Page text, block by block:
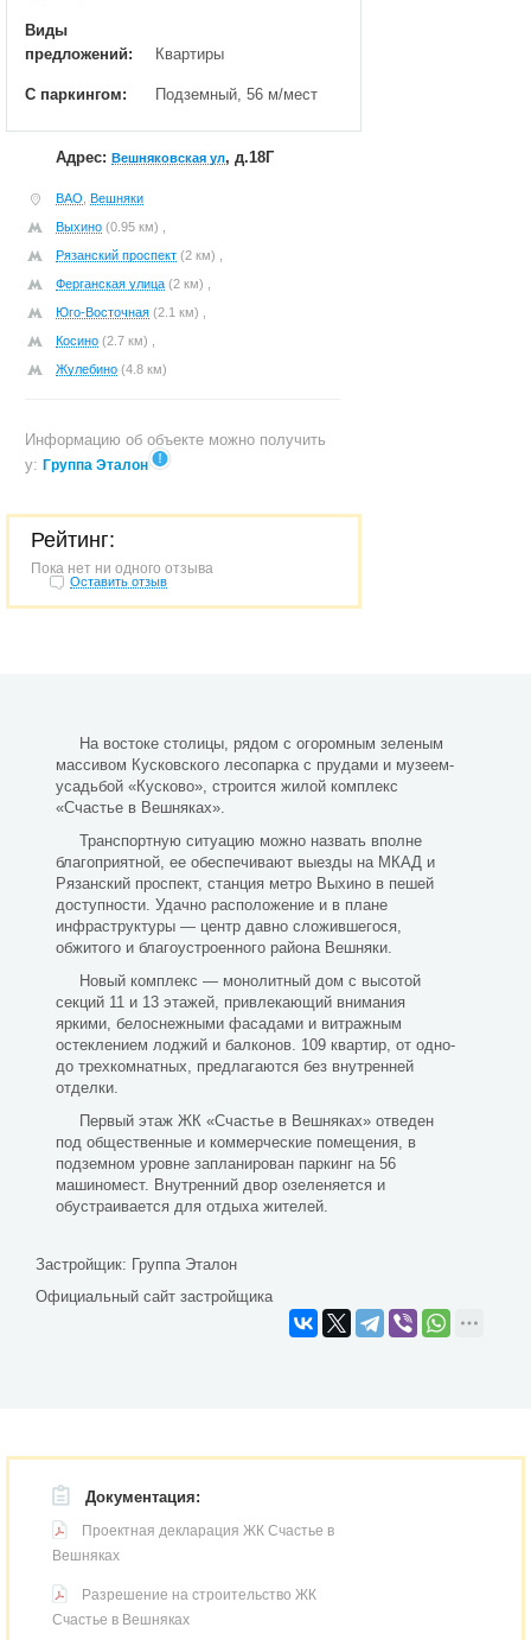
Виды
предложений:
Квартиры
С паркингом: Подземный, 56 м/мест
Адрес: Вешняковская ул, д.18Г
ВАО Вешняки
Выхино (0.95 км) ,
Рязанский проспект (2 км) ,
Ферганская улица (2 км) ,
Юго-Восточная (2.1 км) ,
Косино (2.7 км) ,
Жулебино (4.8 км)
Информацию об объекте можно получить
у: Группа Эталон
Рейтинг:
Пока нет ни одного отзыва
Оставить отзыв
На востоке столицы, рядом с огоромным зеленым
массивом Кусковского лесопарка с прудами и музеем-
усадьбой «Кусково», строится жилой комплекс
«Счастье в Вешняках».
Транспортную ситуацию можно назвать вполне
благоприятной, ее обеспечивают выезды на МКАД и
Рязанский проспект, станция метро Выхино в пешей
доступности. Удачно расположение и в плане
инфраструктуры — центр давно сложившегося,
обжитого и благоустроенного района Вешняки.
Новый комплекс — монолитный дом с высотой
секций 11 и 13 этажей, привлекающий внимания
яркими, белоснежными фасадами и витражным
остеклением лоджий и балконов. 109 квартир, от одно-
до трехкомнатных, предлагаются без внутренней
отделки.
Первый этаж ЖК «Счастье в Вешняках» отведен
под общественные и коммерческие помещения, в
подземном уровне запланирован паркинг на 56
машиномест. Внутренний двор озеленяется и
обустраивается для отдыха жителей.
Застройщик: Группа Эталон
Официальный сайт застройщика
Документация:
Проектная декларация ЖК Счастье в
Вешняках
Разрешение на строительство ЖК
Счастье в Вешняках